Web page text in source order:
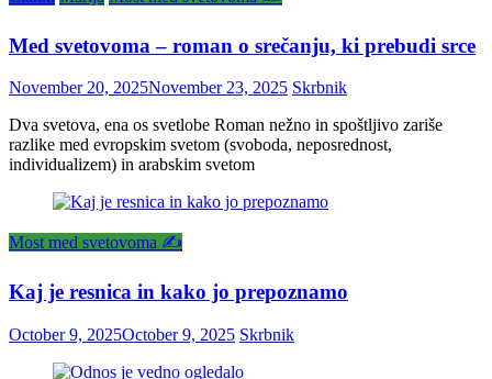
Med svetovoma – roman o srečanju, ki prebudi srce
November 20, 2025November 23, 2025 Skrbnik
Dva svetova, ena os svetlobe Roman nežno in spoštljivo zariše
razlike med evropskim svetom (svoboda, neposrednost,
individualizem) in arabskim svetom
Most med svetovoma ✍️
Kaj je resnica in kako jo prepoznamo
October 9, 2025October 9, 2025 Skrbnik